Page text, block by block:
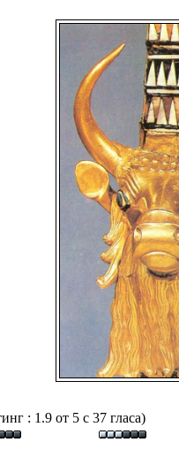
: 1.9 от 5 с 37 гласа)